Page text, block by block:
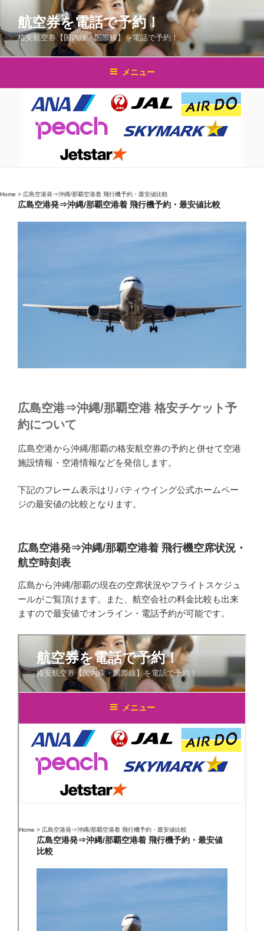
テ
ン
ス
航空券を電話で予約！
格安航空券【国内線・国際線】を電話で予約！
メニュー
Home > 広島空港発⇒沖縄/那覇空港着 飛行機予約・最安値比較
広島空港発⇒沖縄/那覇空港着 飛行機予約・最安値比較
広島空港⇒沖縄/那覇空港 格安チケット予
約について
広島空港から沖縄/那覇の格安航空券の予約と併せて空港
施設情報・空港情報などを発信します。
下記のフレーム表示はリバティウイング公式ホームペー
ジの最安値の比較となります。
広島空港発⇒沖縄/那覇空港着 飛行機空席状況・
航空時刻表
広島から沖縄/那覇の現在の空席状況やフライトスケジュ
ールがご覧頂けます。また、航空会社の料金比較も出来
ますので最安値でオンライン・電話予約が可能です。